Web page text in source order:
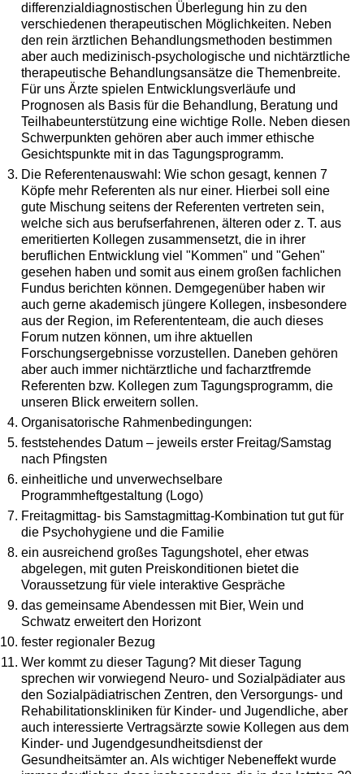
differenzialdiagnostischen Überlegung hin zu den
verschiedenen therapeutischen Möglichkeiten. Neben
den rein ärztlichen Behandlungsmethoden bestimmen
aber auch medizinisch-psychologische und nichtärztliche
therapeutische Behandlungsansätze die Themenbreite.
Für uns Ärzte spielen Entwicklungsverläufe und
Prognosen als Basis für die Behandlung, Beratung und
Teilhabeunterstützung eine wichtige Rolle. Neben diesen
Schwerpunkten gehören aber auch immer ethische
Gesichtspunkte mit in das Tagungsprogramm.
Die Referentenauswahl: Wie schon gesagt, kennen 7
Köpfe mehr Referenten als nur einer. Hierbei soll eine
gute Mischung seitens der Referenten vertreten sein,
welche sich aus berufserfahrenen, älteren oder z. T. aus
emeritierten Kollegen zusammensetzt, die in ihrer
beruflichen Entwicklung viel "Kommen" und "Gehen"
gesehen haben und somit aus einem großen fachlichen
Fundus berichten können. Demgegenüber haben wir
auch gerne akademisch jüngere Kollegen, insbesondere
aus der Region, im Referententeam, die auch dieses
Forum nutzen können, um ihre aktuellen
Forschungsergebnisse vorzustellen. Daneben gehören
aber auch immer nichtärztliche und facharztfremde
Referenten bzw. Kollegen zum Tagungsprogramm, die
unseren Blick erweitern sollen.
Organisatorische Rahmenbedingungen:
feststehendes Datum – jeweils erster Freitag/Samstag
nach Pfingsten
einheitliche und unverwechselbare
Programmheftgestaltung (Logo)
Freitagmittag- bis Samstagmittag-Kombination tut gut für
die Psychohygiene und die Familie
ein ausreichend großes Tagungshotel, eher etwas
abgelegen, mit guten Preiskonditionen bietet die
Voraussetzung für viele interaktive Gespräche
das gemeinsame Abendessen mit Bier, Wein und
Schwatz erweitert den Horizont
fester regionaler Bezug
Wer kommt zu dieser Tagung? Mit dieser Tagung
sprechen wir vorwiegend Neuro- und Sozialpädiater aus
den Sozialpädiatrischen Zentren, den Versorgungs- und
Rehabilitationskliniken für Kinder- und Jugendliche, aber
auch interessierte Vertragsärzte sowie Kollegen aus dem
Kinder- und Jugendgesundheitsdienst der
Gesundheitsämter an. Als wichtiger Nebeneffekt wurde